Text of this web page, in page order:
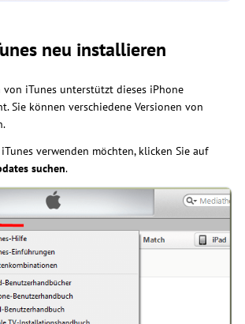
neu installieren
von iTunes unterstützt dieses iPhone
Sie können verschiedene Versionen von
verwenden möchten, klicken Sie auf
suchen.